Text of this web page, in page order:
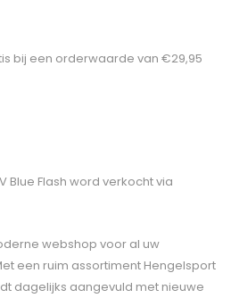
bij een orderwaarde van €29,95
Blue Flash word verkocht via
webshop voor al uw
een ruim assortiment Hengelsport
dagelijks aangevuld met nieuwe